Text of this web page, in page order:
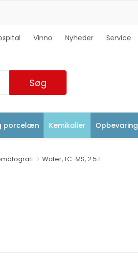
Vinno Nyheder Service
Søg
porcelæn Kemikalier Opbevaring
Water, LC-MS, 2.5 L